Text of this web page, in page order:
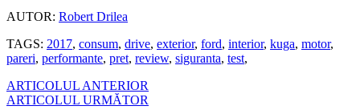
AUTOR: Robert Drilea
TAGS: 2017, consum, drive, exterior, ford, interior, kuga, motor,
pareri, performante, pret, review, siguranta, test,
ARTICOLUL ANTERIOR
ARTICOLUL URMĂTOR